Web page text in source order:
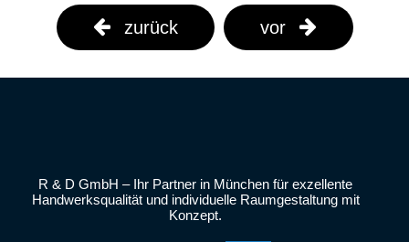
zurück vor
R & D GmbH – Ihr Partner in München für exzellente
Handwerksqualität und individuelle Raumgestaltung mit
Konzept.